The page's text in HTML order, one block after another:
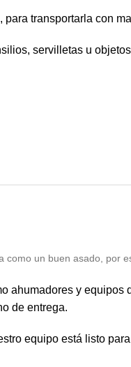
transportarla con
servilletas u
como un buen asado, por
ahumadores y
de entrega.
equipo está listo